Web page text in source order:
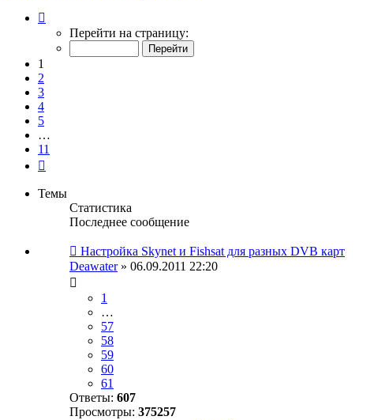
Перейти на страницу:
1
2
3
4
5
…
11
Темы
Статистика
Последнее сообщение
Настройка Skynet и Fishsat для разных DVB карт
Deawater» 06.09.2011 22:20
1
…
57
58
59
60
61
Ответы: 607
Просмотры: 375257